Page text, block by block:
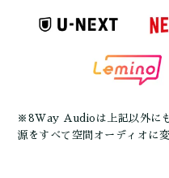
※8Way Audioは上記以外に
源をすべて空間オーディオに変